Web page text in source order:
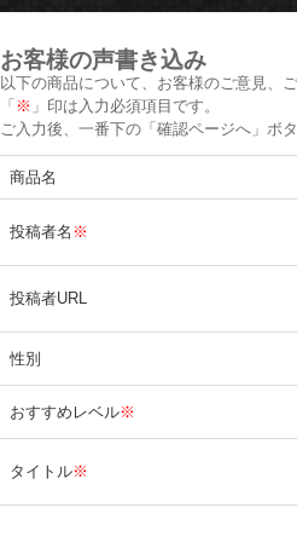
お客様の声書き込み
以下の商品について、お客様のご意見、
「 ※ 」印は入力必須項目です。
ご入力後、一番下の「確認ページへ」ボ
商品名
投稿者名 ※
投稿者URL
性別
おすすめレベル※
タイトル※